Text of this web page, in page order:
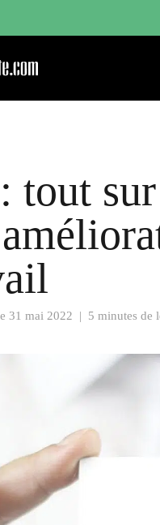
tout
31 mai 2022 | 5 minutes de